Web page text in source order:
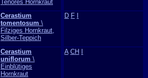
Tenores Hornkraut
Cerastium
tomentosum \
Filziges Hornkraut,
Silber-Teppich
D F
Cerastium
uniflorum \
Einblütiges
Hornkraut
A CH